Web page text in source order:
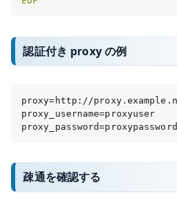
認証付き proxy の例
proxy=http://
proxy_username=proxyuser
proxy_password=proxypassword
疎通を確認する